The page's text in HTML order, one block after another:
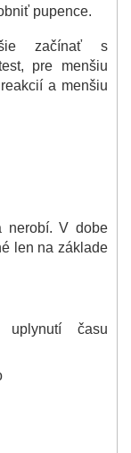
pupence.
začínať s
pre menšiu
a menšiu
nerobí. V dobe
len na základe
času